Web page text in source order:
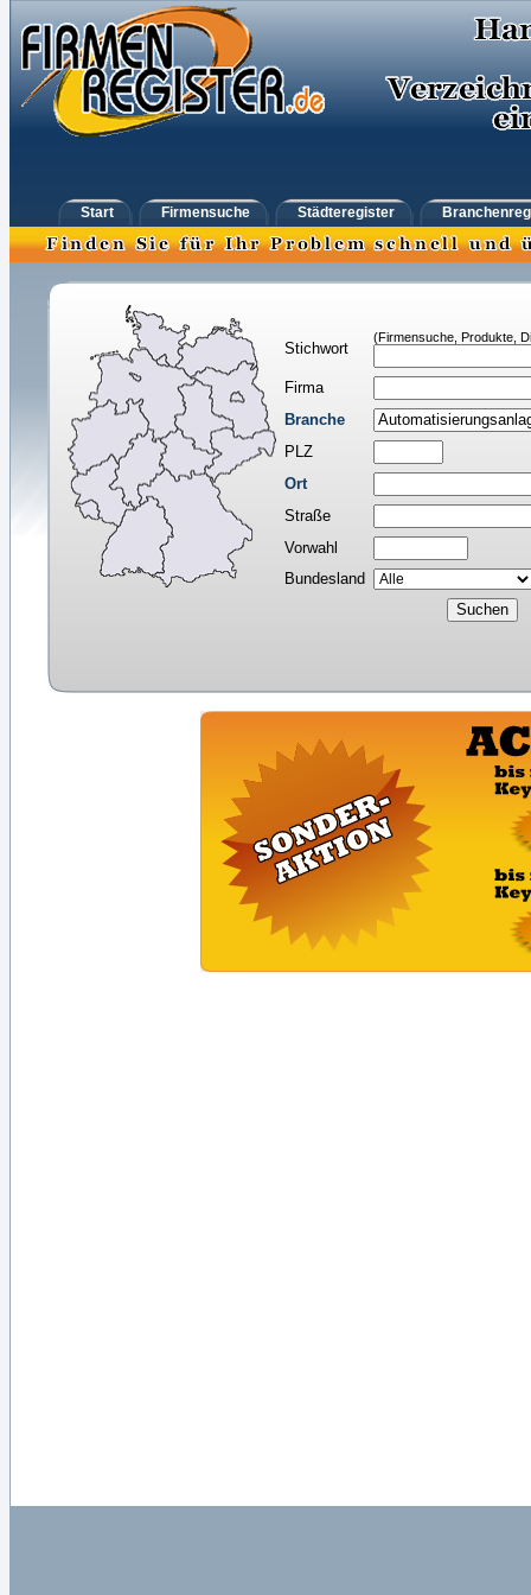
Start Firmensuche Städteregister
Stichwort
(Firmensuche, Produkte,
Firma
Branche
PLZ
Ort
Straße
Vorwahl
Bundesland